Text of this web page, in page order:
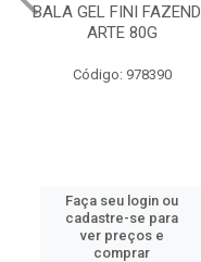
BALA GEL FINI
ARTE 80G
Código: 978390
Faça seu login ou
cadastre-se para
ver preços e
comprar